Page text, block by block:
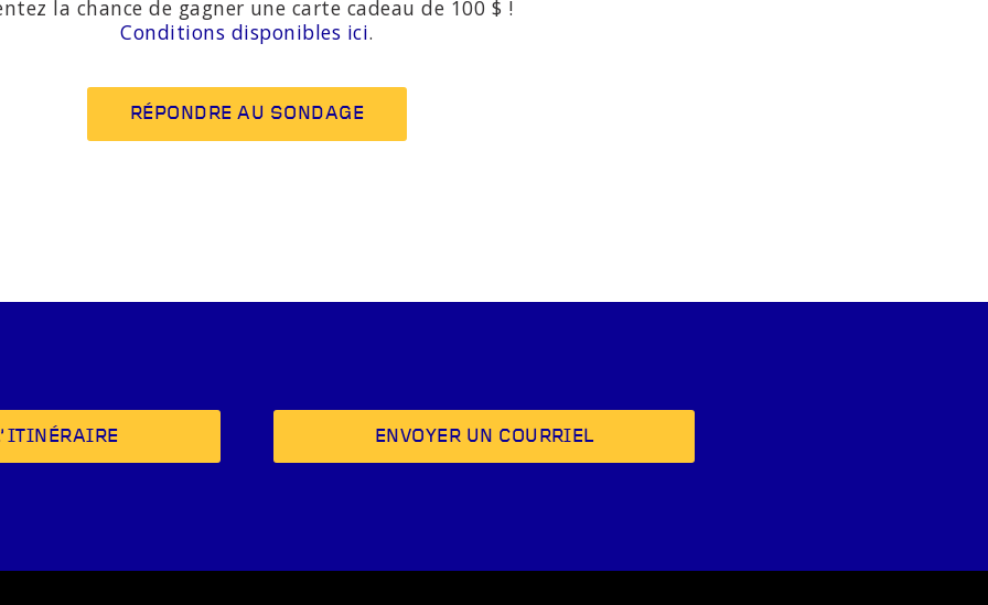
la chance de gagner une carte cadeau de 100 $ !
Conditions disponibles ici.
RÉPONDRE AU SONDAGE
ENVOYER UN COURRIEL